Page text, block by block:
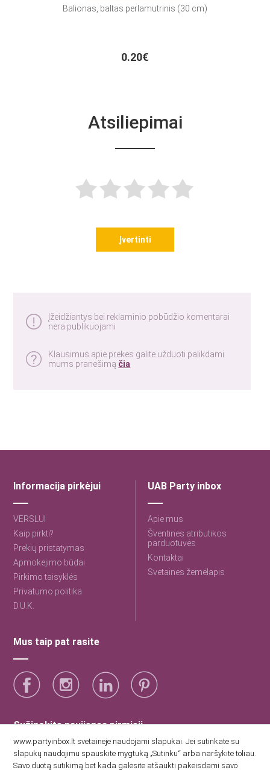
Balionas, baltas perlamutrinis (30 cm)
0.20€
Atsiliepimai
Įvertinti
Įžeidžiantys bei reklaminio pobūdžio komentarai
nėra publikuojami
Klausimus apie prekes galite užduoti palikdami
mums pranešimą čia
Informacija pirkėjui
VERSLUI
Kaip pirkti?
Prekių pristatymas
Apmokėjimo būdai
Pirkimo taisyklės
Privatumo politika
D.U.K.
UAB Party inbox
Apie mus
Šventinės atributikos
parduotuvės
Kontaktai
Svetainės žemėlapis
Mus taip pat rasite
Sužinokite naujienas pirmieji
Sutinku su Party Inbox privatumo politika.
www.partyinbox.lt svetainėje naudojami slapukai. Jei sutinkate su
slapukų naudojimu spauskite mygtuką „Sutinku“ arba naršykite toliau.
Savo duotą sutikimą bet kada galėsite atšaukti pakeisdami savo